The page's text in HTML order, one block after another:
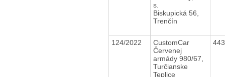
s.
Biskupická 56,
Trenčín
124/2022
CustomCar
Červenej
armády 980/67,
Turčianske
Teplice